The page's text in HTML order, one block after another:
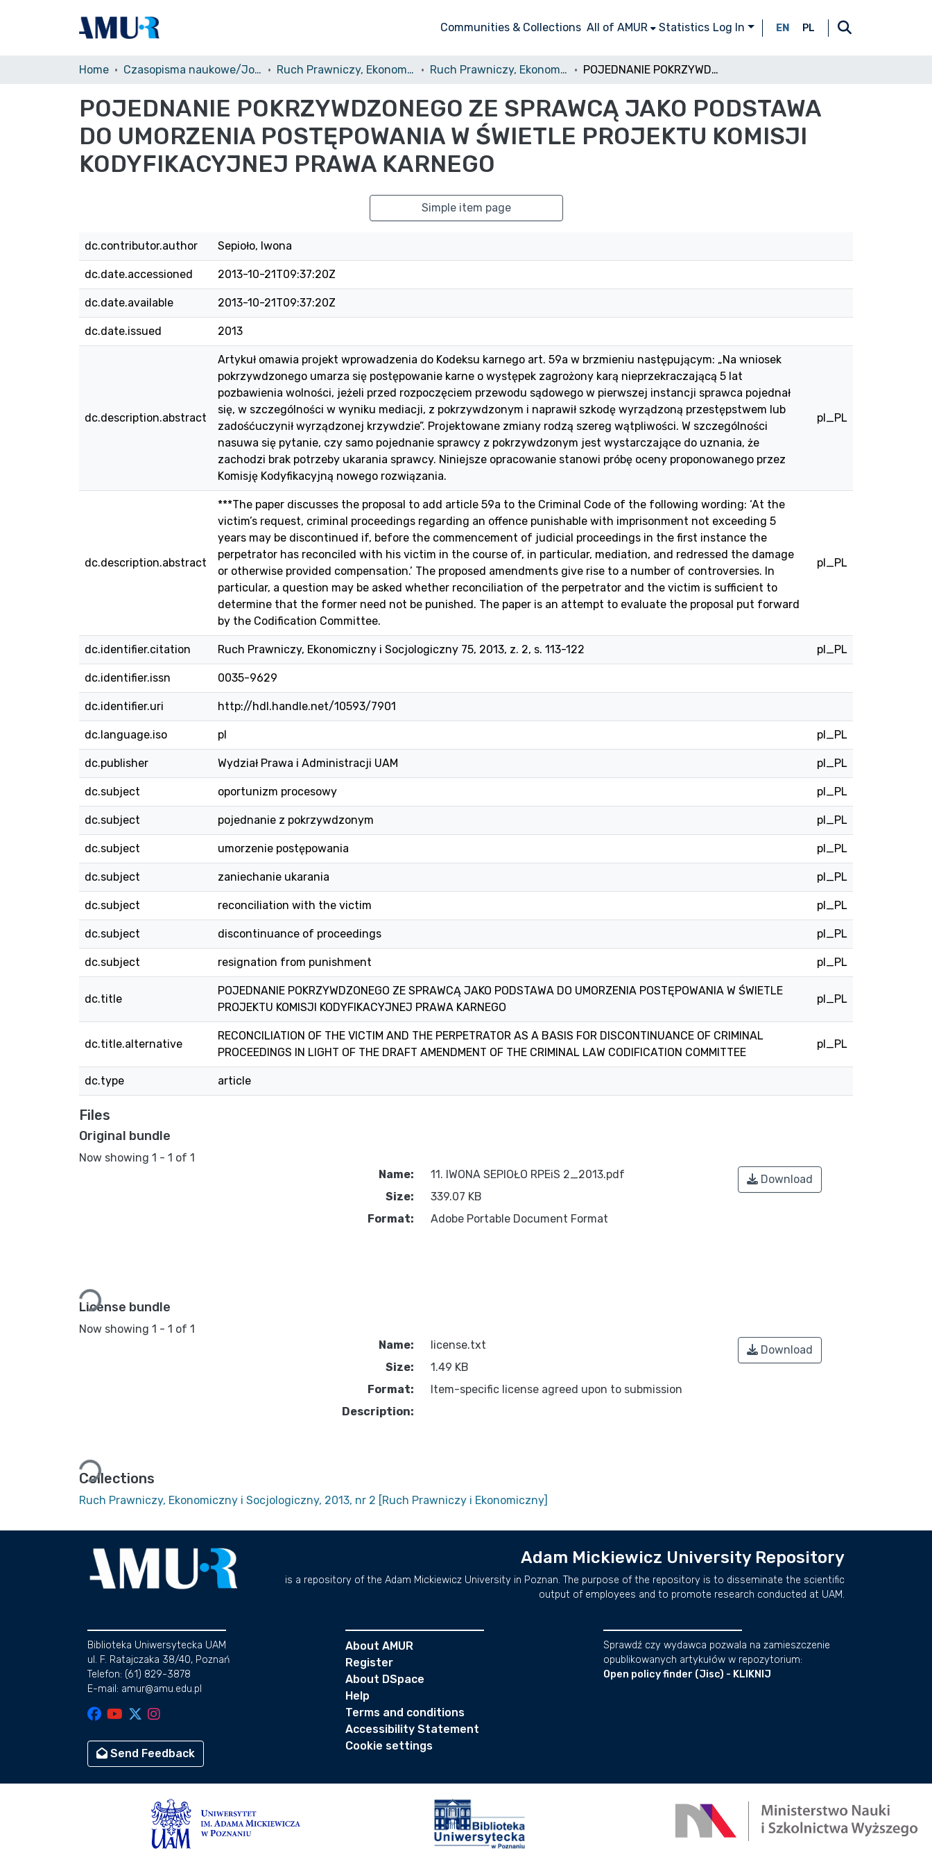
Communities & Collections All of AMUR Statistics Log In EN PL
Home Czasopisma naukowe/Journals Ruch Prawniczy, Ekonomiczny i Socjologiczny Ruch Prawniczy, Ekonomiczny i Socjologiczny, 2013, nr 2 [Ruch Prawniczy i Ekonomiczny] POJEDNANIE POKRZYWDZONEGO ZE SPRAWCĄ JAKO PODSTAWA DO UMORZENIA POSTĘPOWANIA W ŚWIETLE PROJEKTU KOMISJI KODYFIKACYJNEJ PRAWA KARNEGO
POJEDNANIE POKRZYWDZONEGO ZE SPRAWCĄ JAKO PODSTAWA
DO UMORZENIA POSTĘPOWANIA W ŚWIETLE PROJEKTU KOMISJI
KODYFIKACYJNEJ PRAWA KARNEGO
Simple item page
dc.contributor.author Sepioło, Iwona
dc.date.accessioned 2013-10-21T09:37:20Z
dc.date.available 2013-10-21T09:37:20Z
dc.date.issued 2013
dc.description.abstract
Artykuł omawia projekt wprowadzenia do Kodeksu karnego art. 59a w brzmieniu następującym: „Na wniosek
pokrzywdzonego umarza się postępowanie karne o występek zagrożony karą nieprzekraczającą 5 lat
pozbawienia wolności, jeżeli przed rozpoczęciem przewodu sądowego w pierwszej instancji sprawca pojednał
się, w szczególności w wyniku mediacji, z pokrzywdzonym i naprawił szkodę wyrządzoną przestępstwem lub
zadośćuczynił wyrządzonej krzywdzie”. Projektowane zmiany rodzą szereg wątpliwości. W szczególności
nasuwa się pytanie, czy samo pojednanie sprawcy z pokrzywdzonym jest wystarczające do uznania, że
zachodzi brak potrzeby ukarania sprawcy. Niniejsze opracowanie stanowi próbę oceny proponowanego przez
Komisję Kodyfikacyjną nowego rozwiązania.
pl_PL
dc.description.abstract
***The paper discusses the proposal to add article 59a to the Criminal Code of the following wording: ‘At the
victim’s request, criminal proceedings regarding an offence punishable with imprisonment not exceeding 5
years may be discontinued if, before the commencement of judicial proceedings in the first instance the
perpetrator has reconciled with his victim in the course of, in particular, mediation, and redressed the damage
or otherwise provided compensation.’ The proposed amendments give rise to a number of controversies. In
particular, a question may be asked whether reconciliation of the perpetrator and the victim is sufficient to
determine that the former need not be punished. The paper is an attempt to evaluate the proposal put forward
by the Codification Committee.
pl_PL
dc.identifier.citation Ruch Prawniczy, Ekonomiczny i Socjologiczny 75, 2013, z. 2, s. 113-122 pl_PL
dc.identifier.issn 0035-9629
dc.identifier.uri http://hdl.handle.net/10593/7901
dc.language.iso pl pl_PL
dc.publisher Wydział Prawa i Administracji UAM pl_PL
dc.subject oportunizm procesowy pl_PL
dc.subject pojednanie z pokrzywdzonym pl_PL
dc.subject umorzenie postępowania pl_PL
dc.subject zaniechanie ukarania pl_PL
dc.subject reconciliation with the victim pl_PL
dc.subject discontinuance of proceedings pl_PL
dc.subject resignation from punishment pl_PL
dc.title
POJEDNANIE POKRZYWDZONEGO ZE SPRAWCĄ JAKO PODSTAWA DO UMORZENIA POSTĘPOWANIA W ŚWIETLE
PROJEKTU KOMISJI KODYFIKACYJNEJ PRAWA KARNEGO
pl_PL
dc.title.alternative
RECONCILIATION OF THE VICTIM AND THE PERPETRATOR AS A BASIS FOR DISCONTINUANCE OF CRIMINAL
PROCEEDINGS IN LIGHT OF THE DRAFT AMENDMENT OF THE CRIMINAL LAW CODIFICATION COMMITTEE
pl_PL
dc.type article
Files
Original bundle
Now showing 1 - 1 of 1
Loading...
Name:
11. IWONA SEPIOŁO RPEiS 2_2013.pdf
Size:
339.07 KB
Format:
Adobe Portable Document Format
Download
License bundle
Now showing 1 - 1 of 1
Loading...
Name:
license.txt
Size:
1.49 KB
Format:
Item-specific license agreed upon to submission
Description:
Download
Collections
Ruch Prawniczy, Ekonomiczny i Socjologiczny, 2013, nr 2 [Ruch Prawniczy i Ekonomiczny]
Adam Mickiewicz University Repository
is a repository of the Adam Mickiewicz University in Poznan. The purpose of the repository is to disseminate the scientific
output of employees and to promote research conducted at UAM.
Biblioteka Uniwersytecka UAM
ul. F. Ratajczaka 38/40, Poznań
Telefon: (61) 829-3878
E-mail: amur@amu.edu.pl
Send Feedback
About AMUR
Register
About DSpace
Help
Terms and conditions
Accessibility Statement
Cookie settings
Sprawdź czy wydawca pozwala na zamieszczenie
opublikowanych artykułów w repozytorium:
Open policy finder (Jisc) - KLIKNIJ